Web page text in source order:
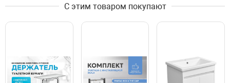
С этим товаром покупают